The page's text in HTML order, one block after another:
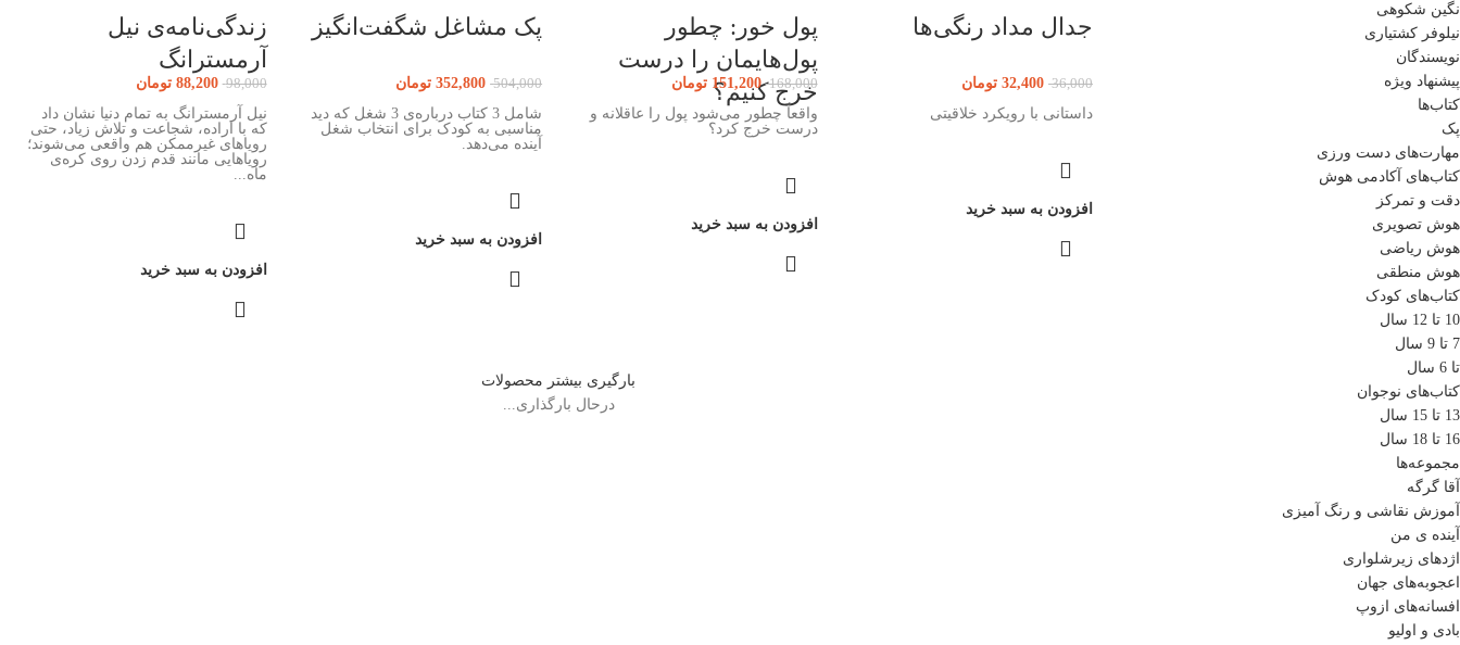
نگین شکوهی
نیلوفر کشتیاری
نویسندگان
پیشنهاد ویژه
کتاب‌ها
پک
مهارت‌های دست ورزی
کتاب‌های آکادمی هوش
دقت و تمرکز
هوش تصویری
هوش ریاضی
هوش منطقی
کتاب‌های کودک
10 تا 12 سال
7 تا 9 سال
تا 6 سال
کتاب‌های نوجوان
13 تا 15 سال
16 تا 18 سال
مجموعه‌ها
آقا گرگه
آموزش نقاشی و رنگ آمیزی
آینده ی من
اژدهای زیرشلواری
اعجوبه‌های جهان
افسانه‌های ازوپ
بادی و اولیو
جدال مداد رنگی‌ها
36,000
32,400 تومان
داستانی با رویکرد خلاقیتی
افزودن به سبد خرید
پول خور: چطور
پول‌هایمان را درست
خرج کنیم؟
168,000
151,200 تومان
واقعاً چطور می‌شود پول را عاقلانه و
درست خرج کرد؟
افزودن به سبد خرید
پک مشاغل شگفت‌انگیز
504,000
352,800 تومان
شامل 3 کتاب درباره‌ی 3 شغل که دید
مناسبی به کودک برای انتخاب شغل
آینده می‌دهد.
افزودن به سبد خرید
زندگی‌نامه‌ی نیل
آرمسترانگ
98,000
88,200 تومان
نیل آرمسترانگ به تمام دنیا نشان داد
که با اراده، شجاعت و تلاش زیاد، حتی
رویاهای غیرممکن هم واقعی می‌شوند؛
رویاهایی مانند قدم زدن روی کره‌ی
ماه...
افزودن به سبد خرید
بارگیری بیشتر محصولات
درحال بارگذاری...